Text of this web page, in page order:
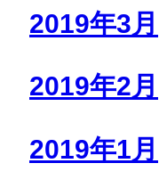
2019年3月
2019年2月
2019年1月